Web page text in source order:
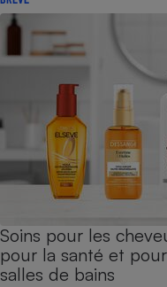
Soins pour les
pour la santé et
salles de bains